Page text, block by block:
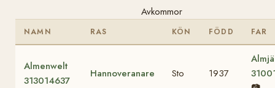
Avkommor
NAMN RAS KÖN FÖDD FAR
Almenwelt
313014637
Hannoveranare Sto 1937